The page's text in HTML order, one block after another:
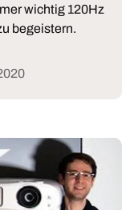
wichtig 120Hz
begeistern.